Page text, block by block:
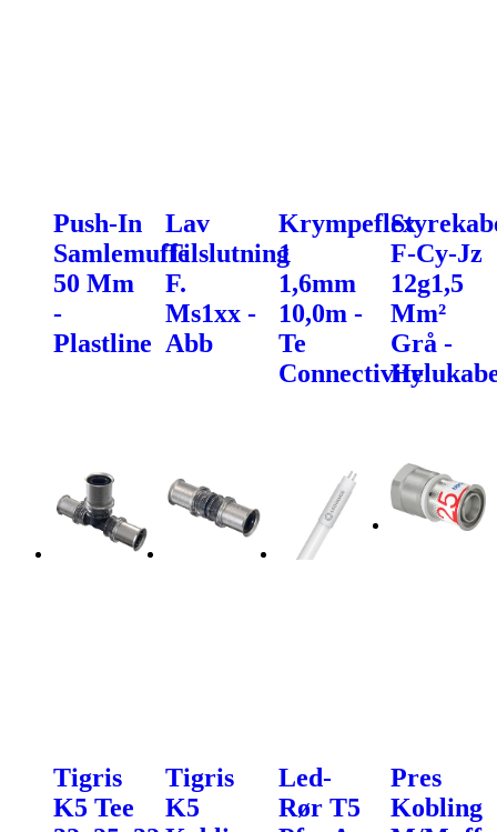
Push-In
Samlemuffe
50 Mm
-
Plastline
Lav
Tilslutning
F.
Ms1xx -
Abb
Krympeflex
1
1,6mm
10,0m -
Te
Connectivity
F-Cy-Jz
12g1,5
Mm²
Grå -
Tigris
K5 Tee
Tigris
K5
Led-
Rør T5
Pres
Kobling